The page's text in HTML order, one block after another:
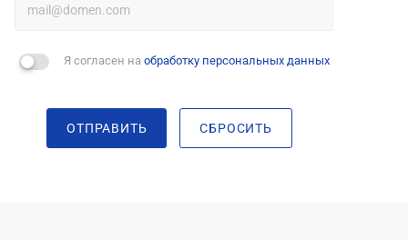
Я согласен на обработку персональных данных
ОТПРАВИТЬ СБРОСИТЬ